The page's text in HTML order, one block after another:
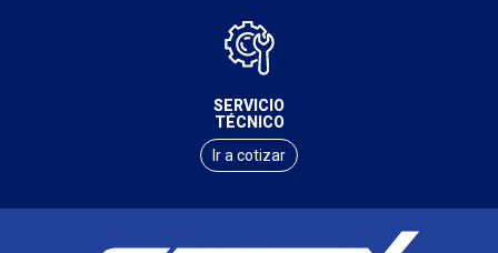
SERVICIO
TÉCNICO
Ir a cotizar